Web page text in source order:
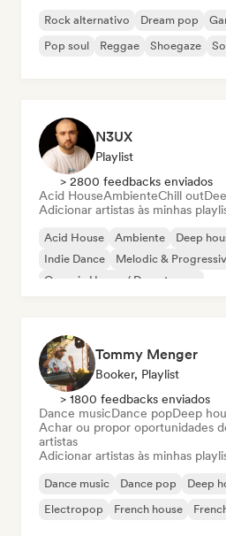
Rock alternativo Dream pop
Pop soul
Reggae Shoegaze
N3UX
Playlist
> 2800 feedbacks enviados
Acid HouseAmbienteChill out
Adicionar artistas às minhas
Acid House Ambiente Deep
Indie Dance
Melodic &
Organic House / Downtempo
Tommy Menger
Booker, Playlist
> 1800 feedbacks enviados
Dance musicDance popDeep
Achar ou propor oportunidades
artistas
Adicionar artistas às minhas
Dance music Dance pop Deep
Electropop
French house